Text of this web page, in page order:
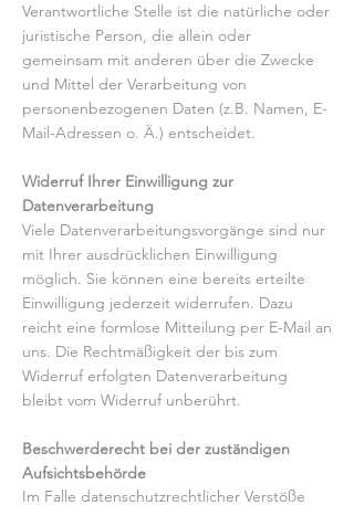
Verantwortliche Stelle ist die natürliche oder
juristische Person, die allein oder
gemeinsam mit anderen über die Zwecke
und Mittel der Verarbeitung von
personenbezogenen Daten (z.B. Namen, E-
Mail-Adressen o. Ä.) entscheidet.
Widerruf Ihrer Einwilligung zur
Datenverarbeitung
Viele Datenverarbeitungsvorgänge sind nur
mit Ihrer ausdrücklichen Einwilligung
möglich. Sie können eine bereits erteilte
Einwilligung jederzeit widerrufen. Dazu
reicht eine formlose Mitteilung per E-Mail an
uns. Die Rechtmäßigkeit der bis zum
Widerruf erfolgten Datenverarbeitung
bleibt vom Widerruf unberührt.
Beschwerderecht bei der zuständigen
Aufsichtsbehörde
Im Falle datenschutzrechtlicher Verstöße